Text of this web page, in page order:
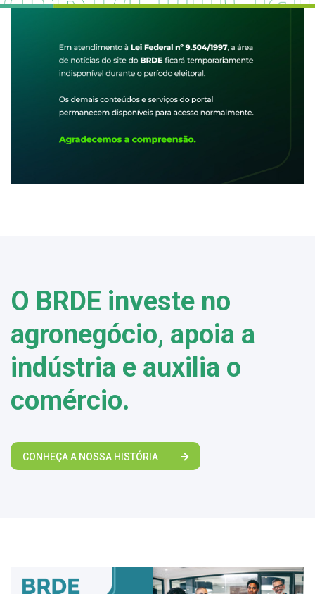
O BRDE investe no
agronegócio, apoia a
indústria e auxilia o
comércio.
CONHEÇA A NOSSA HISTÓRIA